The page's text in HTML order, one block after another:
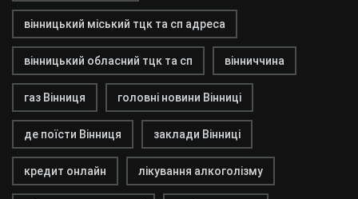
вінницький міський тцк та сп адреса
вінницький обласний тцк та сп вінниччина
газ Вінниця головні новини Вінниці
де поїсти Вінниця заклади Вінниці
кредит онлайн лікування алкоголізму